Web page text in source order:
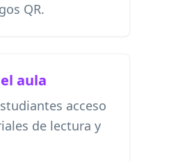
QR.
aula
acceso
de lectura y